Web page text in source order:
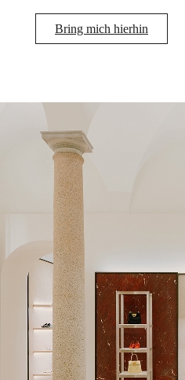
Bring mich hierhin